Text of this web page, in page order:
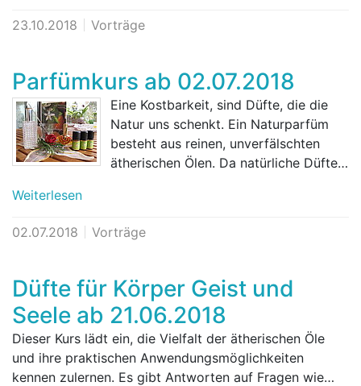
23.10.2018 Vorträge
Parfümkurs ab 02.07.2018
Eine Kostbarkeit, sind Düfte, die die
Natur uns schenkt. Ein Naturparfüm
besteht aus reinen, unverfälschten
ätherischen Ölen. Da natürliche Düfte…
Weiterlesen
02.07.2018 Vorträge
Düfte für Körper Geist und
Seele ab 21.06.2018
Dieser Kurs lädt ein, die Vielfalt der ätherischen Öle
und ihre praktischen Anwendungsmöglichkeiten
kennen zulernen. Es gibt Antworten auf Fragen wie…